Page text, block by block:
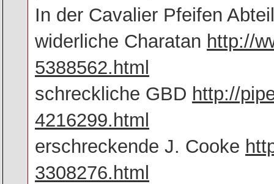
In der Cavalier Pfeifen
widerliche Charatan http://
5388562.html
schreckliche GBD http://
4216299.html
erschreckende J. Cooke
3308276.html